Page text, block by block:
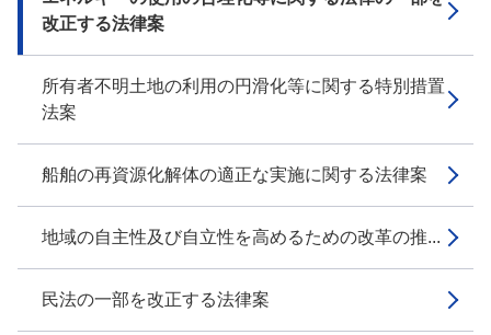
改正する法律案
所有者不明土地の利用の円滑化等に関する特別措置
法案
船舶の再資源化解体の適正な実施に関する法律案
地域の自主性及び自立性を高めるための改革の推...
民法の一部を改正する法律案